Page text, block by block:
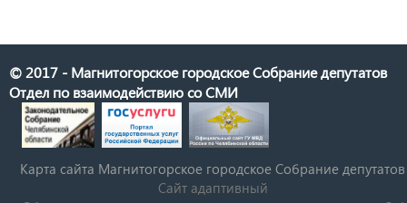
© 2017 - Магнитогорское городское Собрание депутатов
Отдел по взаимодействию со СМИ
Карта сайта Магнитогорское городское Cобрание депутатов
Сайт адаптивный